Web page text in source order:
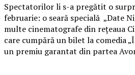
Spectatorilor li s-a pregătit o
februarie: o seară specială „Date
multe cinematografe din rețeaua
care cumpără un bilet la comedia
un premiu garantat din partea